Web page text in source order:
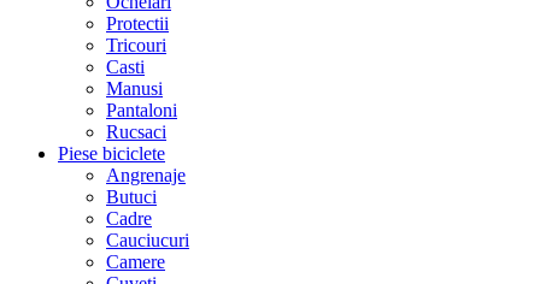
Protectii
Tricouri
Casti
Manusi
Pantaloni
Rucsaci
Piese biciclete
Angrenaje
Butuci
Cadre
Cauciucuri
Camere